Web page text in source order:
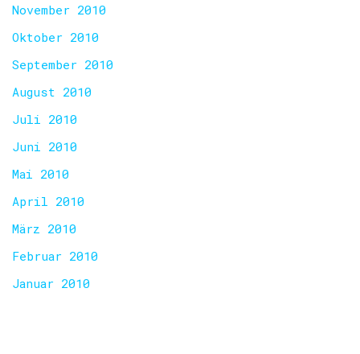
November 2010
Oktober 2010
September 2010
August 2010
Juli 2010
Juni 2010
Mai 2010
April 2010
März 2010
Februar 2010
Januar 2010